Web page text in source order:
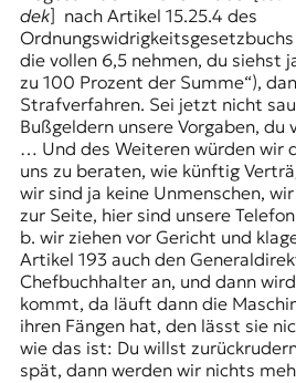
dek] nach Artikel 15.25.4 des
die vollen 6,5 nehmen, du siehst
zu 100 Prozent der Summe“),
Strafverfahren. Sei jetzt nicht
Bußgeldern unsere Vorgaben, du
… Und des Weiteren würden wir
uns zu beraten, wie künftig
wir sind ja keine Unmenschen,
zur Seite, hier sind unsere
b. wir ziehen vor Gericht und
Artikel 193 auch den
Chefbuchhalter an, und dann
kommt, da läuft dann die
ihren Fängen hat, den lässt sie
wie das ist: Du willst
spät, dann werden wir nichts